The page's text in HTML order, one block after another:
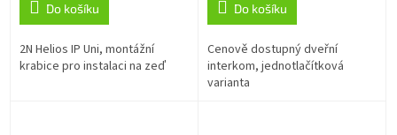
Do košíku
2N Helios IP Uni, montážní
krabice pro instalaci na zeď
Do košíku
Cenově dostupný dveřní
interkom, jednotlačítková
varianta